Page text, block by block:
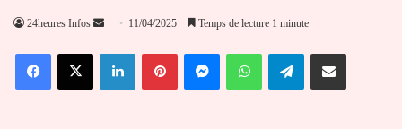
24heures Infos
Envoyer
courriel
11/04/2025 Temps de lecture 1 minute
FacebookX LinkedinPinterestMessengerWhatsAppTelegramPartager par email